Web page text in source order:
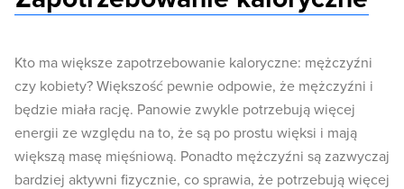
Kto ma większe zapotrzebowanie kaloryczne: mężczyźni
czy kobiety? Większość pewnie odpowie, że mężczyźni i
będzie miała rację. Panowie zwykle potrzebują więcej
energii ze względu na to, że są po prostu więksi i mają
większą masę mięśniową. Ponadto mężczyźni są zazwyczaj
bardziej aktywni fizycznie, co sprawia, że potrzebują więcej